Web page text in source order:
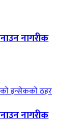
नागरीक
नागरीक